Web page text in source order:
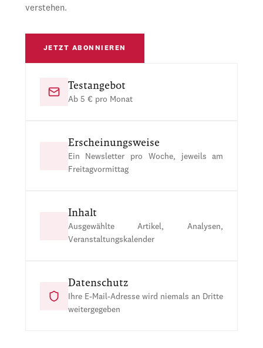
verstehen.
JETZT ABONNIEREN
Testangebot
Ab 5 € pro Monat
Erscheinungsweise
Ein Newsletter pro Woche, jeweils am
Freitagvormittag
Inhalt
Ausgewählte Artikel, Analysen,
Veranstaltungskalender
Datenschutz
Ihre E-Mail-Adresse wird niemals an Dritte
weitergegeben